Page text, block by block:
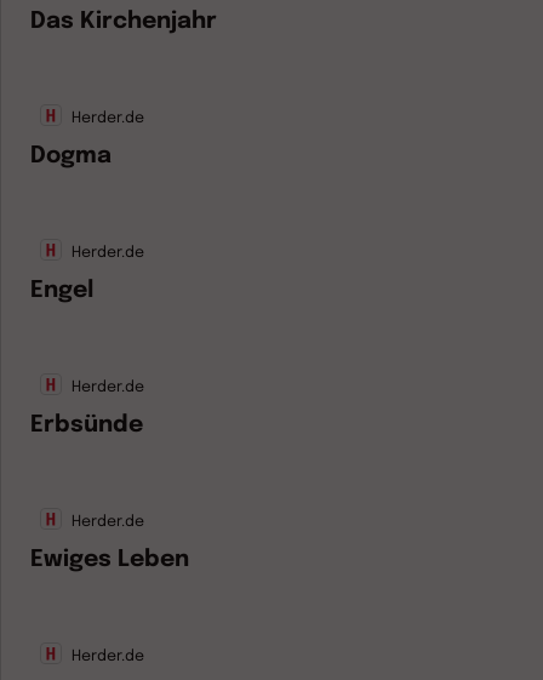
Das Kirchenjahr
Herder.de
Dogma
Herder.de
Engel
Herder.de
Erbsünde
Herder.de
Ewiges Leben
Herder.de